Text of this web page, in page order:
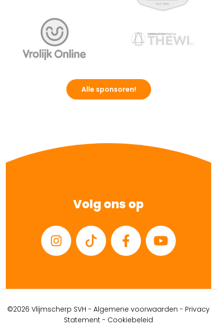
Alle sponsoren!
Volg ons op
©2026 Vlijmscherp SVH - Algemene voorwaarden - Privacy
Statement - Cookiebeleid